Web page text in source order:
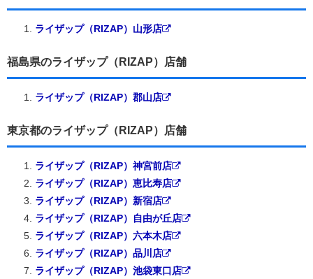
ライザップ（RIZAP）山形店
福島県のライザップ（RIZAP）店舗
ライザップ（RIZAP）郡山店
東京都のライザップ（RIZAP）店舗
ライザップ（RIZAP）神宮前店
ライザップ（RIZAP）恵比寿店
ライザップ（RIZAP）新宿店
ライザップ（RIZAP）自由が丘店
ライザップ（RIZAP）六本木店
ライザップ（RIZAP）品川店
ライザップ（RIZAP）池袋東口店